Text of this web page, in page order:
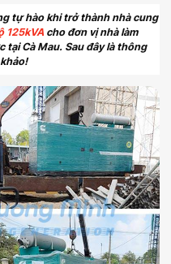
tự hào khi trở thành nhà cung
125kVA cho đơn vị nhà làm
tại Cà Mau. Sau đây là thông